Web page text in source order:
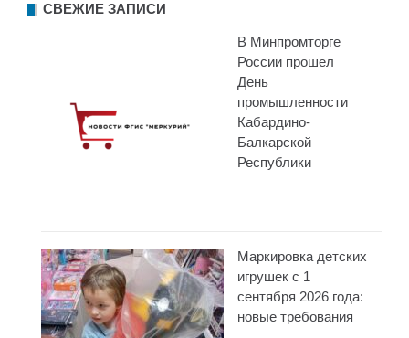
СВЕЖИЕ ЗАПИСИ
В Минпромторге
России прошел
День
промышленности
Кабардино-
Балкарской
Республики
Маркировка детских
игрушек с 1
сентября 2026 года:
новые требования